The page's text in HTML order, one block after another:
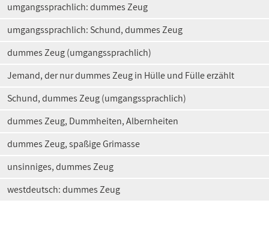
umgangssprachlich: dummes Zeug
umgangssprachlich: Schund, dummes Zeug
dummes Zeug (umgangssprachlich)
Jemand, der nur dummes Zeug in Hülle und Fülle erzählt
Schund, dummes Zeug (umgangssprachlich)
dummes Zeug, Dummheiten, Albernheiten
dummes Zeug, spaßige Grimasse
unsinniges, dummes Zeug
westdeutsch: dummes Zeug